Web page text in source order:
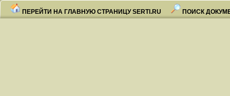
ПЕРЕЙТИ НА ГЛАВНУЮ СТРАНИЦУ SERTI.RU ПОИСК